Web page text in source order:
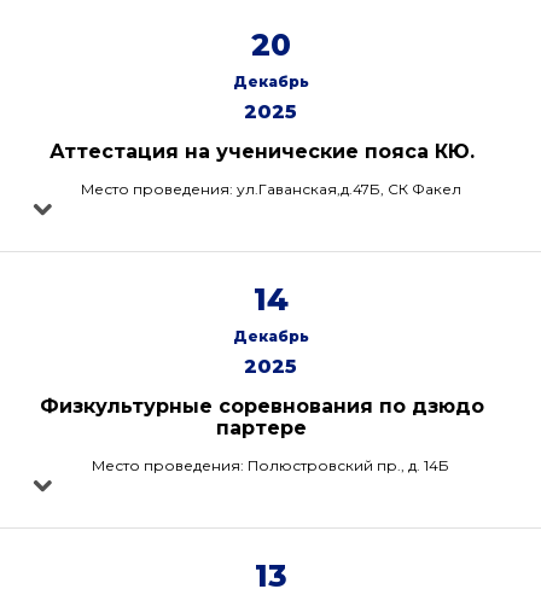
20
Декабрь
2025
Аттестация на ученические пояса КЮ.
Место проведения: ул.Гаванская,д.47Б, СК Факел
14
Декабрь
2025
Физкультурные соревнования по дзюдо
партере
Место проведения: Полюстровский пр., д. 14Б
13